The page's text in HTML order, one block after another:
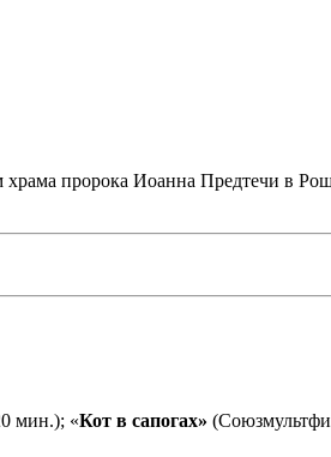
храма пророка Иоанна Предтечи в
мин.); «Кот в сапогах»